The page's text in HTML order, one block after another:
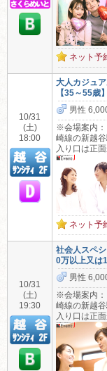
ネット予
10/31
(土)
18:00
大人カジュ
【35～55歳】
男性
※会場案内：
崎線の新越
入り口は正
ネット予
10/31
(土)
19:30
社会人スペ
0万以上又は
男性
※会場案内：
崎線の新越
入り口は正